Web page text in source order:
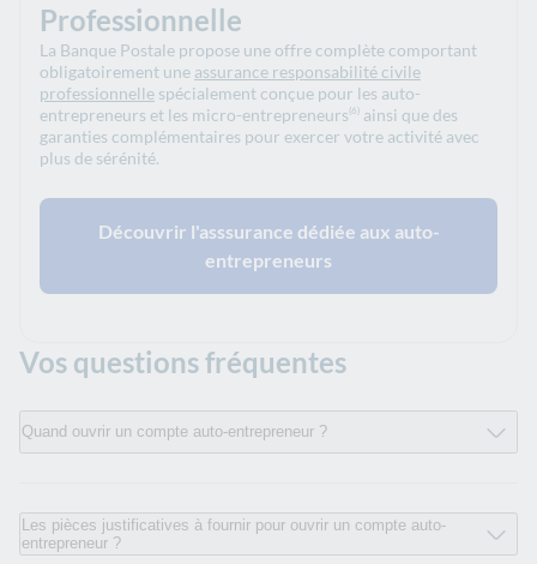
Professionnelle
La Banque Postale propose une offre complète comportant
obligatoirement une assurance responsabilité civile
professionnelle spécialement conçue pour les auto-
entrepreneurs et les micro-entrepreneurs (6) ainsi que des
garanties complémentaires pour exercer votre activité avec
plus de sérénité.
Découvrir l'asssurance dédiée aux auto-
entrepreneurs
Vos questions fréquentes
Quand ouvrir un compte auto-entrepreneur ?
Les pièces justificatives à fournir pour ouvrir un compte auto-
entrepreneur ?